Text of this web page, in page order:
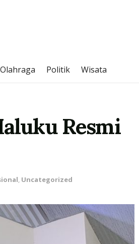
Olahraga Politik Wisata
Resmi
, Uncategorized